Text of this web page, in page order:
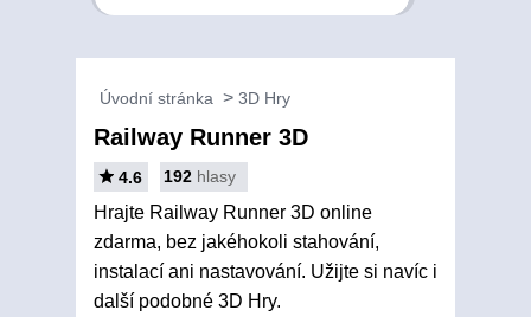
Úvodní stránka 3D Hry
Railway Runner 3D
4.6 192 hlasy
Hrajte Railway Runner 3D online
zdarma, bez jakéhokoli stahování,
instalací ani nastavování. Užijte si navíc i
další podobné 3D Hry.